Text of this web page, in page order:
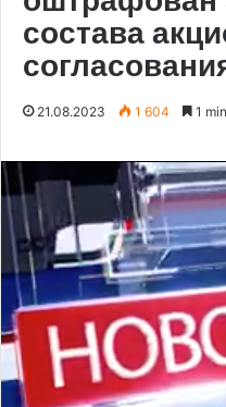
состава
21.08.2023 1 604 1